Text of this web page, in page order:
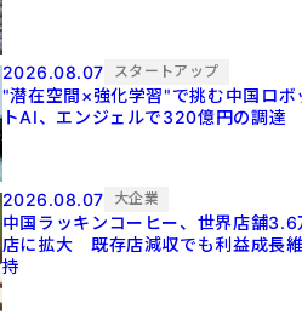
2026.08.07 スタートアップ
"潜在空間×強化学習"で挑む中国ロボ
トAI、エンジェルで320億円の調達
2026.08.07 大企業
中国ラッキンコーヒー、世界店舗3.6
店に拡大 既存店減収でも利益成長
持